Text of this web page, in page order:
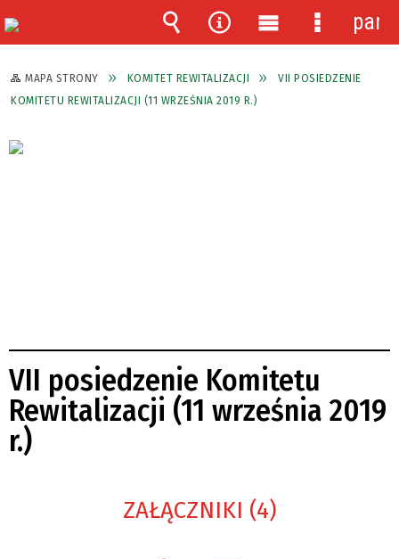
MAPA STRONY KOMITET REWITALIZACJI
VII POSIEDZENIE
KOMITETU REWITALIZACJI (11 WRZEŚNIA 2019 R.)
VII posiedzenie Komitetu
Rewitalizacji (11 września 2019
r.)
ZAŁĄCZNIKI (4)
Wyszukiwarka
Narzędzia
Menu
główne
Menu